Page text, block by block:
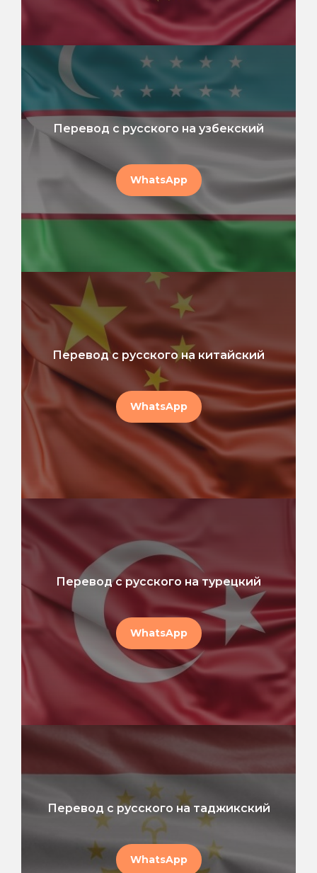
Перевод с русского на узбекский
WhatsApp
Перевод с русского на китайский
WhatsApp
Перевод с русского на турецкий
WhatsApp
Перевод с русского на таджикский
WhatsApp